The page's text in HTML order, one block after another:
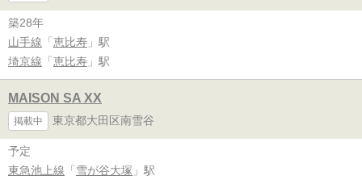
築28年
山手線 「 恵比寿 」駅
埼京線 「 恵比寿 」駅
MAISON SA XX
掲載中 東京都大田区南雪谷
予定
東急池上線 「 雪が谷大塚 」駅